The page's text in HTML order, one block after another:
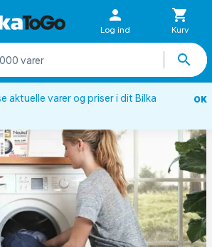
aktuelle varer og priser i dit Bilka
OK
Log ind Kurv
Brands Neutral